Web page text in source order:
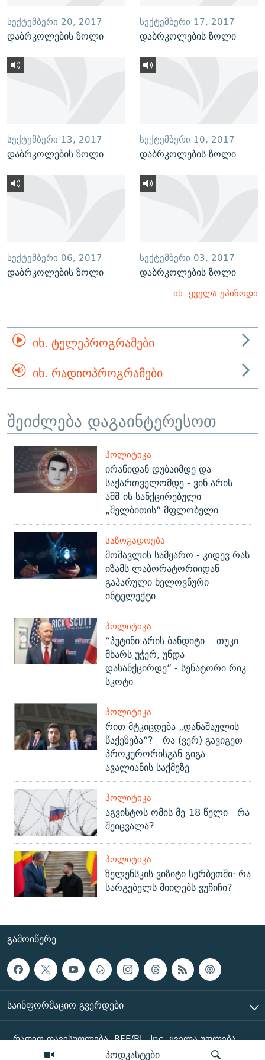
პოდკასტები
ᲡᲔᲥᲢᲔᲛᲑᲔᲠᲘ 20, 2017
დაბრკოლების ზოლი
ᲡᲔᲥᲢᲔᲛᲑᲔᲠᲘ 17, 2017
დაბრკოლების ზოლი
ᲡᲔᲥᲢᲔᲛᲑᲔᲠᲘ 13, 2017
დაბრკოლების ზოლი
ᲡᲔᲥᲢᲔᲛᲑᲔᲠᲘ 10, 2017
დაბრკოლების ზოლი
ᲡᲔᲥᲢᲔᲛᲑᲔᲠᲘ 06, 2017
დაბრკოლების ზოლი
ᲡᲔᲥᲢᲔᲛᲑᲔᲠᲘ 03, 2017
დაბრკოლების ზოლი
იხ. ყველა ეპიზოდი
ᲘᲮ. ᲢᲔᲚᲔᲞᲠᲝᲒᲠᲐᲛᲔᲑᲘ
ᲘᲮ. ᲠᲐᲓᲘᲝᲞᲠᲝᲒᲠᲐᲛᲔᲑᲘ
შეიძლება დაგაინტერესოთ
ᲞᲝᲚᲘᲢᲘᲙᲐ
ირანიდან დუბაიმდე და
საქართველომდე - ვინ არის
აშშ-ის სანქცირებული
„შელბითის“ მფლობელი
ᲡᲐᲖᲝᲒᲐᲓᲝᲔᲑᲐ
მომავლის სამყარო - კიდევ რას
იზამს ლაბორატორიიდან
გაპარული ხელოვნური
ინტელექტი
ᲞᲝᲚᲘᲢᲘᲙᲐ
“პუტინი არის ბანდიტი... თუკი
მხარს უჭერ, უნდა
დასანქცირდე” - სენატორი რიკ
სკოტი
ᲞᲝᲚᲘᲢᲘᲙᲐ
რით მტკიცდება „დანაშაულის
წაქეზება“? - რა (ვერ) გავიგეთ
პროკურორისგან გიგა
ავალიანის საქმეზე
ᲞᲝᲚᲘᲢᲘᲙᲐ
აგვისტოს ომის მე-18 წელი - რა
შეიცვალა?
ᲞᲝᲚᲘᲢᲘᲙᲐ
ზელენსკის ვიზიტი სერბეთში: რა
სარგებელს მიიღებს ვუჩიჩი?
ᲒᲐᲛᲝᲘᲬᲔᲠᲔ
ᲡᲐᲘᲜᲤᲝᲠᲛᲐᲪᲘᲝ ᲒᲕᲔᲠᲓᲔᲑᲘ
რადიო თავისუფლება, RFE/RL, Inc. ყველა უფლება
დაცულია